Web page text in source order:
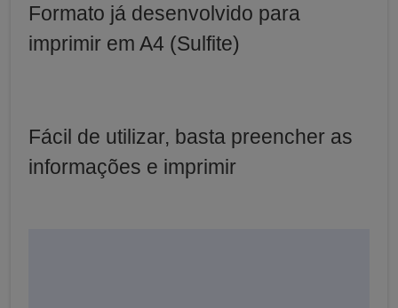
Formato já desenvolvido para
imprimir em A4 (Sulfite)
Fácil de utilizar, basta preencher as
informações e imprimir